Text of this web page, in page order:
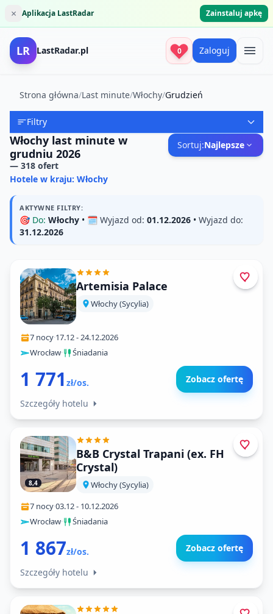
× Aplikacja LastRadar Zainstaluj apkę
LR LastRadar.pl 0 Zaloguj
Strona główna/Last minute/Włochy/Grudzień
Filtry
Włochy last minute w
grudniu 2026
— 318 ofert
Sortuj:Najlepsze
Hotele w kraju: Włochy
AKTYWNE FILTRY:
🎯 Do: Włochy • 🗓️ Wyjazd od: 01.12.2026 • Wyjazd do:
31.12.2026
Artemisia Palace
Włochy (Sycylia)
7 nocy·17.12-24.12.2026
Wrocław· Śniadania
1 771 zł/os. Zobacz ofertę
Szczegóły hotelu
8,4
B&B Crystal Trapani (ex. FH
Crystal)
Włochy (Sycylia)
7 nocy·03.12- 10.12.2026
Wrocław· Śniadania
1 867zł/os. Zobacz ofertę
Szczegóły hotelu